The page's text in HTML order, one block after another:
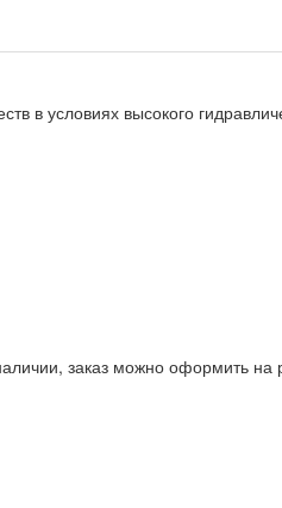
в условиях высокого
заказ можно оформить